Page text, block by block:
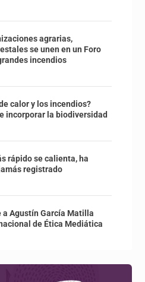
agrarias,
se unen en un Foro
incendios
calor y los incendios?
incorporar la biodiversidad
rápido se calienta, ha
registrado
a Agustín García Matilla
de Ética Mediática